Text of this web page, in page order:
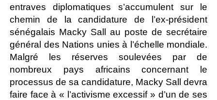
entraves diplomatiques s’accumulent sur le
chemin de la candidature de l’ex-président
sénégalais Macky Sall au poste de secrétaire
général des Nations unies à l’échelle mondiale.
Malgré les réserves soulevées par de
nombreux pays africains concernant le
processus de sa candidature, Macky Sall devra
faire face à « l’activisme excessif » d’un de ses